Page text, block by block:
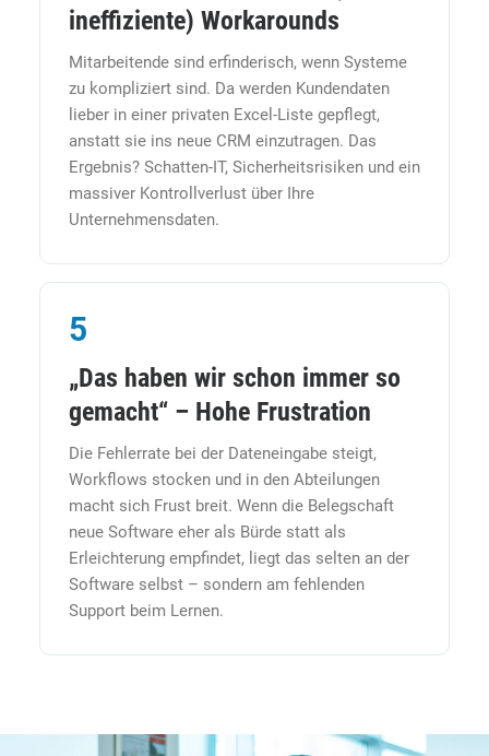
ineffiziente) Workarounds
Mitarbeitende sind erfinderisch, wenn Systeme
zu kompliziert sind. Da werden Kundendaten
lieber in einer privaten Excel-Liste gepflegt,
anstatt sie ins neue CRM einzutragen. Das
Ergebnis? Schatten-IT, Sicherheitsrisiken und ein
massiver Kontrollverlust über Ihre
Unternehmensdaten.
5
„Das haben wir schon immer so
gemacht“ – Hohe Frustration
Die Fehlerrate bei der Dateneingabe steigt,
Workflows stocken und in den Abteilungen
macht sich Frust breit. Wenn die Belegschaft
neue Software eher als Bürde statt als
Erleichterung empfindet, liegt das selten an der
Software selbst – sondern am fehlenden
Support beim Lernen.